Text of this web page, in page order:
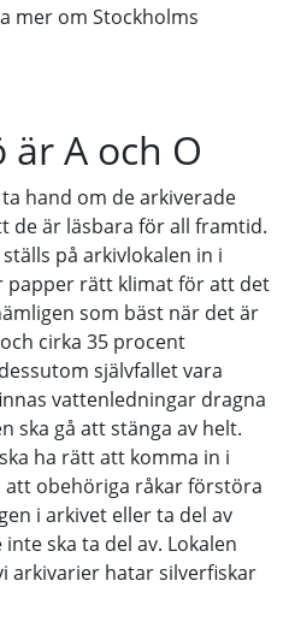
mer om Stockholms
A och O
hand om de arkiverade
de är läsbara för all framtid.
på arkivlokalen in i
papper rätt klimat för att det
som bäst när det är
cirka 35 procent
självfallet vara
vattenledningar dragna
ska gå att stänga av helt.
ha rätt att komma in i
obehöriga råkar förstöra
i arkivet eller ta del av
ska ta del av. Lokalen
arkivarier hatar silverfiskar